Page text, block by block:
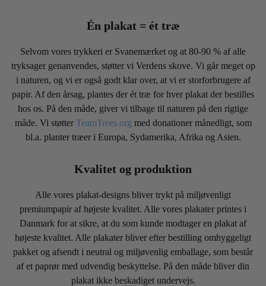
Én plakat = ét træ
Selvom vores trykkeri er Svanemærket og at 80-90 % af alle
tryksager genanvendes, støtter vi Verdens skove. Vi går meget op
i naturen, og vi er også godt klar over, at vi er storforbrugere af
papir. Af den årsag, plantes der ét træ for hver plakat der bestilles
hos os. På den måde, giver vi tilbage til naturen på den rigtige
måde. Vi støtter TeamTrees.org med donationer månedligt, som
bl.a. planter træer i Europa, Sydamerika, Afrika og Asien.
Kvalitet og produktion
Alle vores plakat-designs bliver trykt på miljøvenligt
premiumpapir af højeste kvalitet. Alle vores plakater printes i
Danmark for at sikre, at du som kunde modtager en plakat af
højeste kvalitet. Alle plakater bliver efter bestilling omhyggeligt
pakket og afsendt i neutral og miljøvenlig emballage, som består
af et paprør med udvendig beskyttelse. På den måde bliver din
plakat ikke beskadiget undervejs.